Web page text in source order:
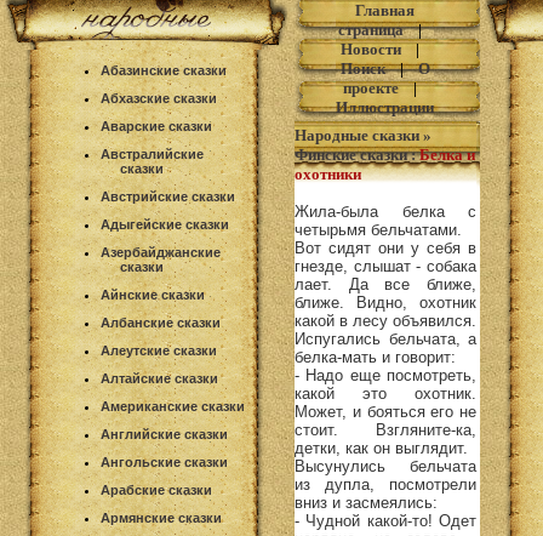
Абазинские сказки
Абхазские сказки
Аварские сказки
Австралийские
сказки
Австрийские сказки
Адыгейские сказки
Азербайджанские
сказки
Айнские сказки
Албанские сказки
Алеутские сказки
Алтайские сказки
Американские сказки
Английские сказки
Ангольские сказки
Арабские сказки
Армянские сказки
Главная
страница|
Новости|
Поиск|О
проекте|
Иллюстрации
Народные сказки »
Финские сказки:Белка и
охотники
Жила-была белка с
четырьмя бельчатами.
Вот сидят они у себя в
гнезде, слышат - собака
лает. Да все ближе,
ближе. Видно, охотник
какой в лесу объявился.
Испугались бельчата, а
белка-мать и говорит:
- Надо еще посмотреть,
какой это охотник.
Может, и бояться его не
стоит. Взгляните-ка,
детки, как он выглядит.
Высунулись бельчата
из дупла, посмотрели
вниз и засмеялись:
- Чудной какой-то! Одет